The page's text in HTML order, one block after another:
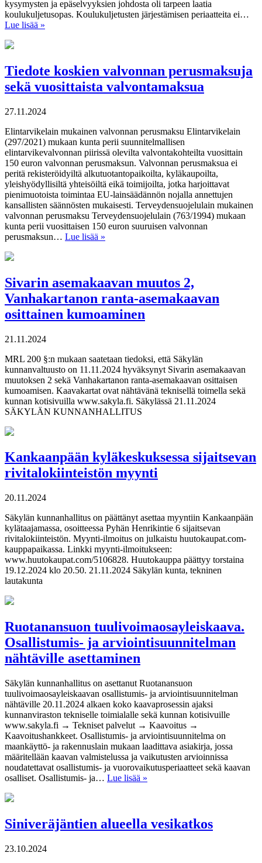
kysymysten ja epäselvyyksien johdosta oli tarpeen laatia
koulukuljetusopas. Koulukuljetusten järjestämisen periaatteita ei…
Lue lisää »
Tiedote koskien valvonnan perusmaksuja
sekä vuosittaista valvontamaksua
27.11.2024
Elintarvikelain mukainen valvonnan perusmaksu Elintarvikelain
(297/2021) mukaan kunta perii suunnitelmallisen
elintarvikevalvonnan piirissä olevilta valvontakohteilta vuosittain
150 euron valvonnan perusmaksun. Valvonnan perusmaksua ei
peritä rekisteröidyiltä alkutuotantopaikoilta, kyläkaupoilta,
yleishyödyllisiltä yhteisöiltä eikä toimijoilta, jotka harjoittavat
pienimuotoista toimintaa EU-lainsäädännön nojalla annettujen
kansallisten säännösten mukaisesti. Terveydensuojelulain mukainen
valvonnan perusmaksu Terveydensuojelulain (763/1994) mukaan
kunta perii vuosittaisen 150 euron suuruisen valvonnan
perusmaksun… Lue lisää »
Sivarin asemakaavan muutos 2,
Vanhakartanon ranta-asemakaavan
osittainen kumoaminen
21.11.2024
MRL 200 §:n mukaan saatetaan tiedoksi, että Säkylän
kunnanvaltuusto on 11.11.2024 hyväksynyt Sivarin asemakaavan
muutoksen 2 sekä Vanhakartanon ranta-asemakaavan osittaisen
kumoamisen. Kaavakartat ovat nähtävänä teknisellä toimella sekä
kunnan kotisivuilla www.sakyla.fi. Säkylässä 21.11.2024
SÄKYLÄN KUNNANHALLITUS
Kankaanpään kyläkeskuksessa sijaitsevan
rivitalokiinteistön myynti
20.11.2024
Säkylän kunnanhallitus on päättänyt asettaa myyntiin Kankaanpään
kylätaajamassa, osoitteessa Pyhän Henrikintie 6 sijaitsevan
rivitalokiinteistön. Myynti-ilmoitus on julkaistu huutokaupat.com-
kauppapaikassa. Linkki myynti-ilmoitukseen:
www.huutokaupat.com/5106828. Huutokauppa päättyy torstaina
19.12.2024 klo 20.50. 21.11.2024 Säkylän kunta, tekninen
lautakunta
Ruotanansuon tuulivoimaosayleiskaava.
Osallistumis- ja arviointisuunnitelman
nähtäville asettaminen
Säkylän kunnanhallitus on asettanut Ruotanansuon
tuulivoimaosayleiskaavan osallistumis- ja arviointisuunnitelman
nähtäville 20.11.2024 alkaen koko kaavaprosessin ajaksi
kunnanviraston tekniselle toimialalle sekä kunnan kotisivuille
www.sakyla.fi → Tekniset palvelut → Kaavoitus →
Kaavoitushankkeet. Osallistumis- ja arviointisuunnitelma on
maankäyttö- ja rakennuslain mukaan laadittava asiakirja, jossa
määritellään kaavan valmistelussa ja vaikutusten arvioinnissa
noudatettavat osallistumis- ja vuorovaikutusperiaatteet sekä kaavan
osalliset. Osallistumis- ja… Lue lisää »
Siniveräjäntien alueella vesikatkos
23.10.2024